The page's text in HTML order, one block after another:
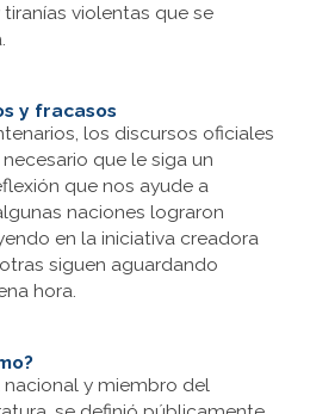
violentas que se
y fracasos
los discursos oficiales
que le siga un
que nos ayude a
naciones lograron
en la iniciativa creadora
siguen aguardando
hora.
y miembro del